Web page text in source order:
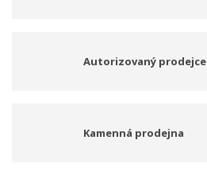
Autorizovaný prodejce
Kamenná prodejna